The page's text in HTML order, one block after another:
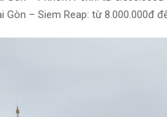
Gòn – Siem Reap: từ 8.000.000đ